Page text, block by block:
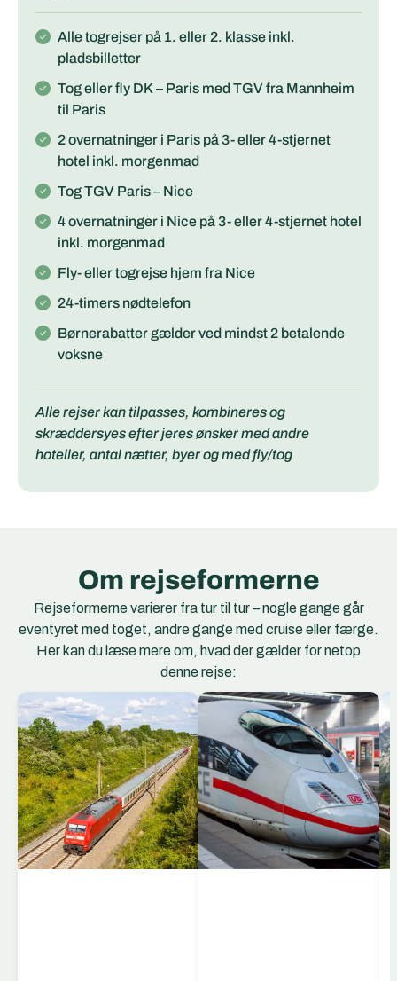
Alle togrejser på 1. eller 2. klasse inkl.
pladsbilletter
Tog eller fly DK – Paris med TGV fra Mannheim
til Paris
2 overnatninger i Paris på 3- eller 4-stjernet
hotel inkl. morgenmad
Tog TGV Paris – Nice
4 overnatninger i Nice på 3- eller 4-stjernet hotel
inkl. morgenmad
Fly- eller togrejse hjem fra Nice
24-timers nødtelefon
Børnerabatter gælder ved mindst 2 betalende
voksne
Alle rejser kan tilpasses, kombineres og
skræddersyes efter jeres ønsker med andre
hoteller, antal nætter, byer og med fly/tog
Om rejseformerne
Rejseformerne varierer fra tur til tur – nogle gange går
eventyret med toget, andre gange med cruise eller færge.
Her kan du læse mere om, hvad der gælder for netop
denne rejse:
EC Togene
EuroCity (EC) er et
netværk af
internationale
hurtigtog, der forbinder
storbyer og regioner på
tværs af Europa. EC-